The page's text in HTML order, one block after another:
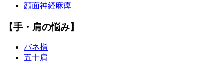
顔面神経麻痺
【手・肩の悩み】
バネ指
五十肩